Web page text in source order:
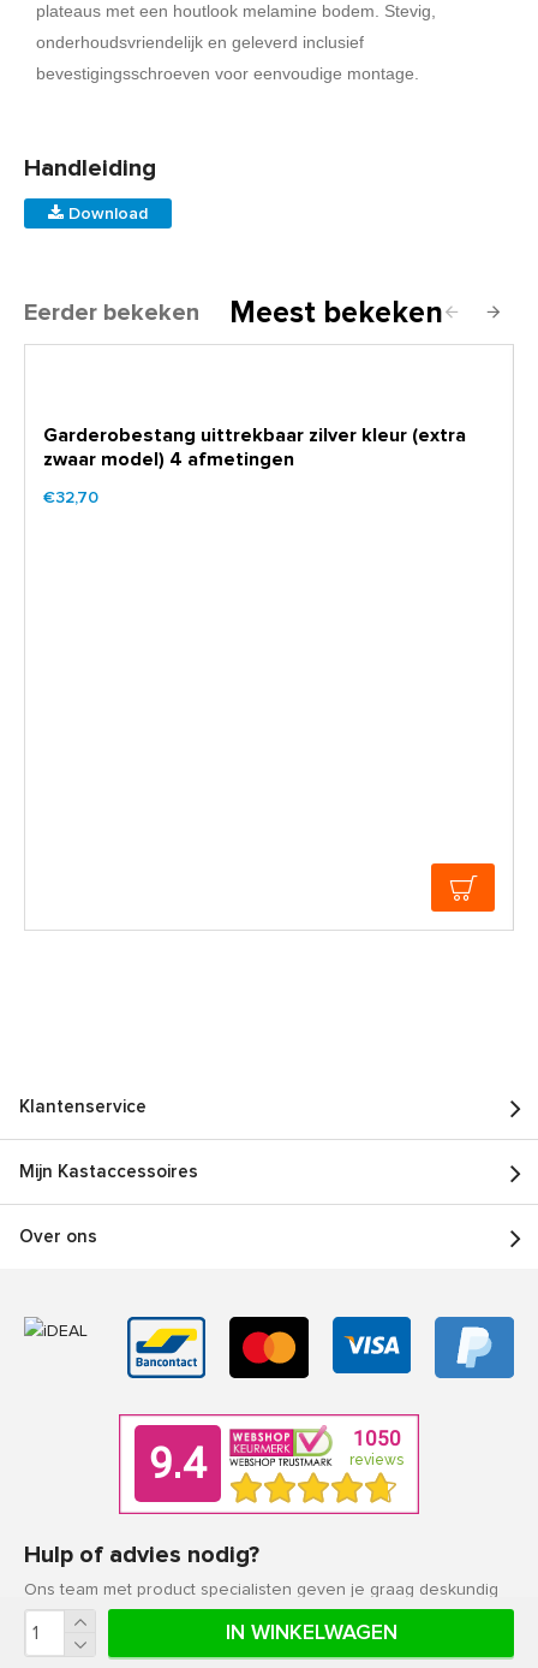
IN WINKELWAGEN
plateaus met een houtlook melamine bodem. Stevig,
onderhoudsvriendelijk en geleverd inclusief
bevestigingsschroeven voor eenvoudige montage.
Handleiding
Download
Eerder bekeken Meest bekeken
Garderobestang uittrekbaar zilver kleur (extra
zwaar model) 4 afmetingen
€32,70
Klantenservice
Mijn Kastaccessoires
Over ons
Hulp of advies nodig?
Ons team met product specialisten geven je graag deskundig
advies.